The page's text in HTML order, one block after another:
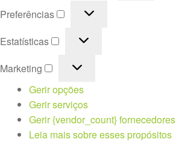
Preferências
Preferências
Estatísticas Estatísticas
Marketing
Marketing
Gerir opções
Gerir serviços
Gerir {vendor_count} fornecedores
Leia mais sobre esses propósitos